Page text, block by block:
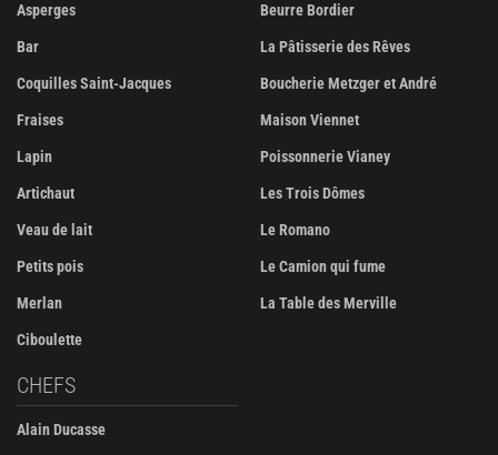
Asperges
Bar
Coquilles Saint-Jacques
Fraises
Lapin
Artichaut
Veau de lait
Petits pois
Merlan
Ciboulette
Beurre Bordier
La Pâtisserie des Rêves
Boucherie Metzger et André
Maison Viennet
Poissonnerie Vianey
Les Trois Dômes
Le Romano
Le Camion qui fume
La Table des Merville
CHEFS
Alain Ducasse